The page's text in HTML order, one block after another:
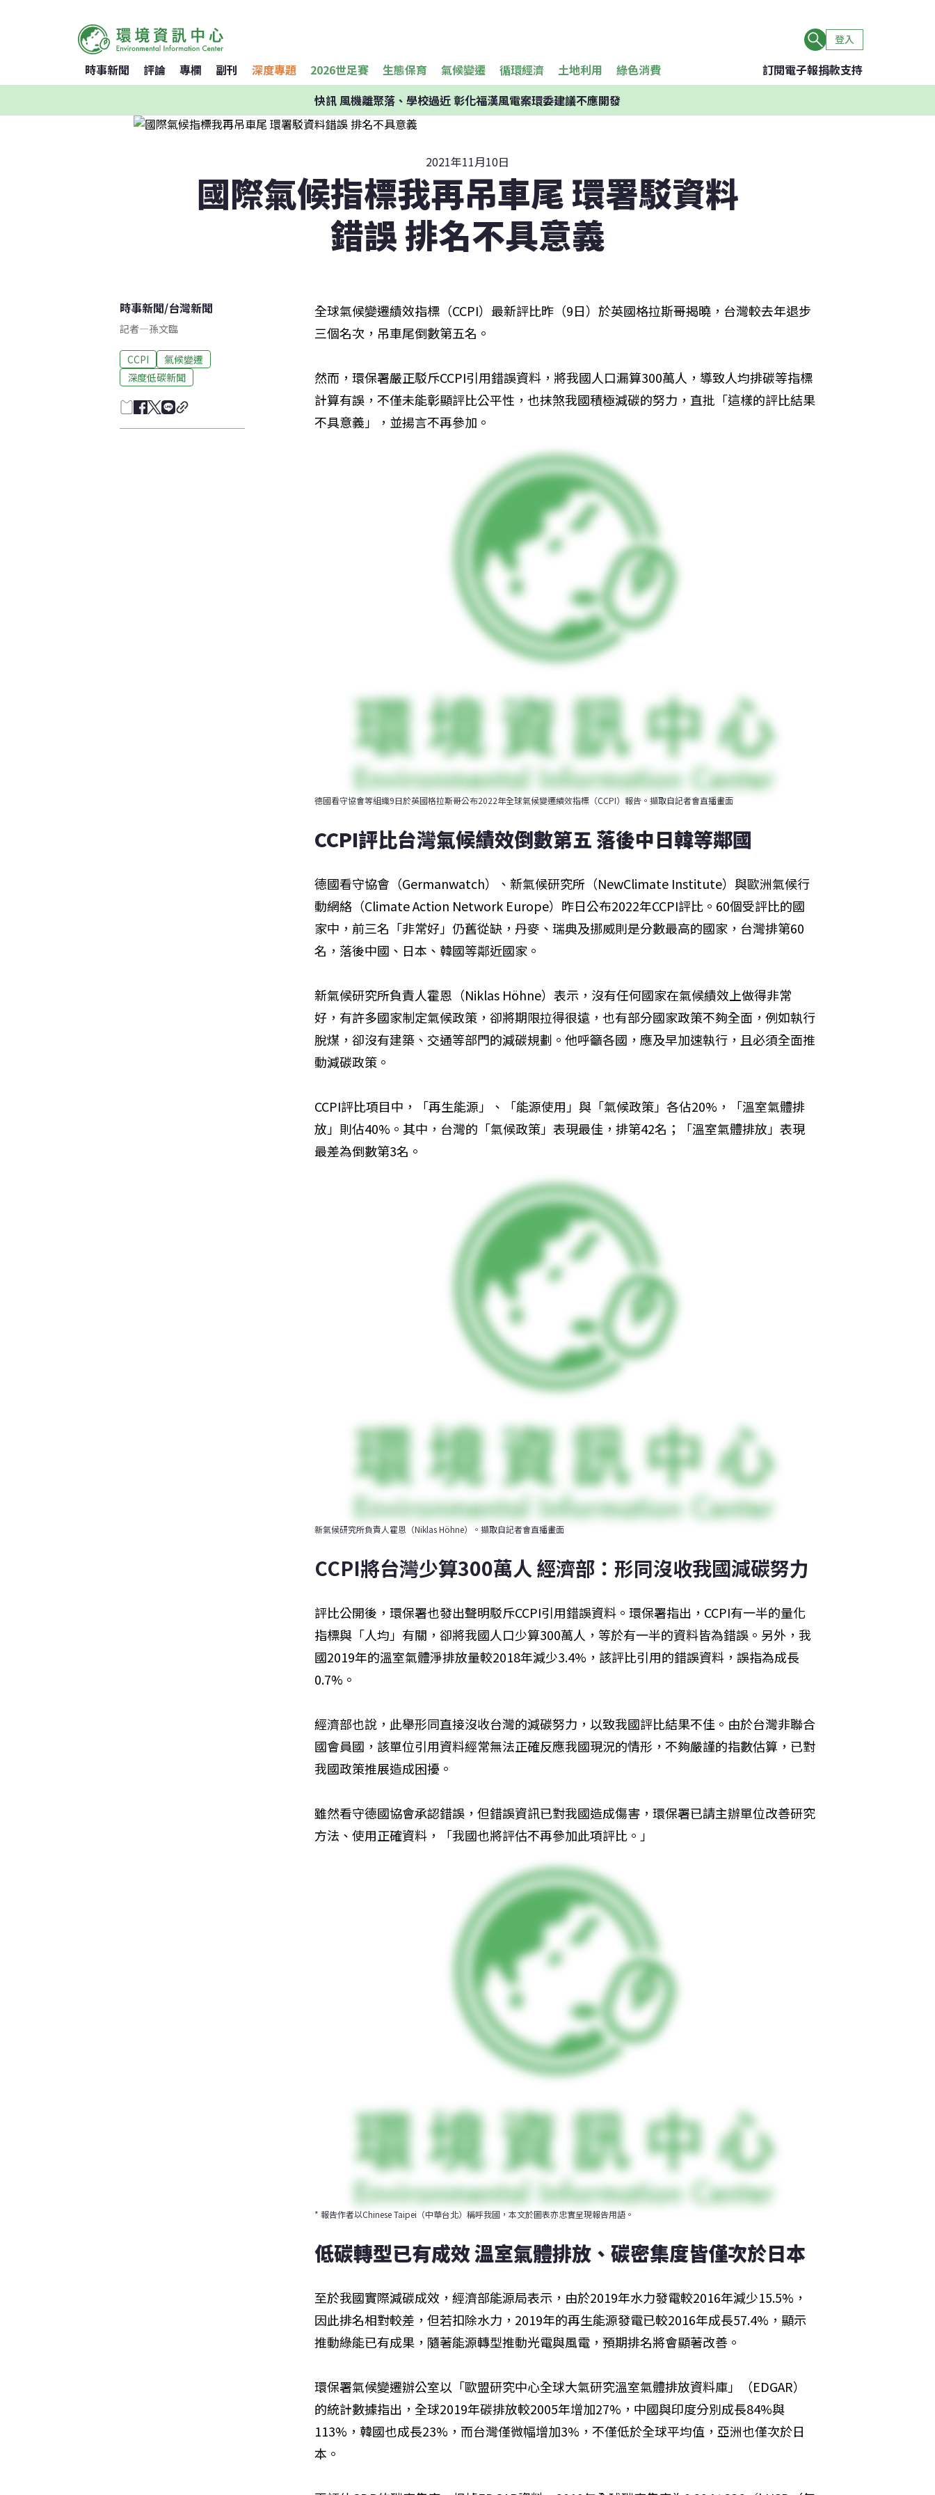
登入
時事新聞 評論 專欄 副刊 深度專題 2026世足賽 生態保育 氣候變遷 循環經濟 土地利用 綠色消費 訂閱電子報捐款支持
快訊風機離聚落、學校過近 彰化福漢風電案環委建議不應開發
2021年11月10日
國際氣候指標我再吊車尾 環署駁資料
錯誤 排名不具意義
時事新聞/台灣新聞
記者—孫文臨
CCPI
氣候變遷
深度低碳新聞
全球氣候變遷績效指標（CCPI）最新評比昨（9日）於英國格拉斯哥揭曉，台灣較去年退步
三個名次，吊車尾倒數第五名。
然而，環保署嚴正駁斥CCPI引用錯誤資料，將我國人口漏算300萬人，導致人均排碳等指標
計算有誤，不僅未能彰顯評比公平性，也抹煞我國積極減碳的努力，直批「這樣的評比結果
不具意義」，並揚言不再參加。
德國看守協會等組織9日於英國格拉斯哥公布2022年全球氣候變遷績效指標（CCPI）報告。擷取自記者會直播畫面
CCPI評比台灣氣候績效倒數第五 落後中日韓等鄰國
德國看守協會（Germanwatch）、新氣候研究所（NewClimate Institute）與歐洲氣候行
動網絡（Climate Action Network Europe）昨日公布2022年CCPI評比。60個受評比的國
家中，前三名「非常好」仍舊從缺，丹麥、瑞典及挪威則是分數最高的國家，台灣排第60
名，落後中國、日本、韓國等鄰近國家。
新氣候研究所負責人霍恩（Niklas Höhne）表示，沒有任何國家在氣候績效上做得非常
好，有許多國家制定氣候政策，卻將期限拉得很遠，也有部分國家政策不夠全面，例如執行
脫煤，卻沒有建築、交通等部門的減碳規劃。他呼籲各國，應及早加速執行，且必須全面推
動減碳政策。
CCPI評比項目中，「再生能源」、「能源使用」與「氣候政策」各佔20%，「溫室氣體排
放」則佔40%。其中，台灣的「氣候政策」表現最佳，排第42名；「溫室氣體排放」表現
最差為倒數第3名。
新氣候研究所負責人霍恩（Niklas Höhne）。擷取自記者會直播畫面
CCPI將台灣少算300萬人 經濟部：形同沒收我國減碳努力
評比公開後，環保署也發出聲明駁斥CCPI引用錯誤資料。環保署指出，CCPI有一半的量化
指標與「人均」有關，卻將我國人口少算300萬人，等於有一半的資料皆為錯誤。另外，我
國2019年的溫室氣體淨排放量較2018年減少3.4%，該評比引用的錯誤資料，誤指為成長
0.7%。
經濟部也說，此舉形同直接沒收台灣的減碳努力，以致我國評比結果不佳。由於台灣非聯合
國會員國，該單位引用資料經常無法正確反應我國現況的情形，不夠嚴謹的指數估算，已對
我國政策推展造成困擾。
雖然看守德國協會承認錯誤，但錯誤資訊已對我國造成傷害，環保署已請主辦單位改善研究
方法、使用正確資料，「我國也將評估不再參加此項評比。」
* 報告作者以Chinese Taipei（中華台北）稱呼我國，本文於圖表亦忠實呈現報告用語。
低碳轉型已有成效 溫室氣體排放、碳密集度皆僅次於日本
至於我國實際減碳成效，經濟部能源局表示，由於2019年水力發電較2016年減少15.5%，
因此排名相對較差，但若扣除水力，2019年的再生能源發電已較2016年成長57.4%，顯示
推動綠能已有成果，隨著能源轉型推動光電與風電，預期排名將會顯著改善。
環保署氣候變遷辦公室以「歐盟研究中心全球大氣研究溫室氣體排放資料庫」（EDGAR）
的統計數據指出，全球2019年碳排放較2005年增加27%，中國與印度分別成長84%與
113%，韓國也成長23%，而台灣僅微幅增加3%，不僅低於全球平均值，亞洲也僅次於日
本。